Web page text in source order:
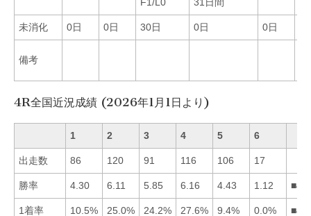
未消化 0日 0日 30日 0日 0日
備考
4R全国近況成績 (2026年1月1日より)
1 2 3 4 5 6
出走数 86 120 91 116 106 17
勝率 4.30 6.11 5.85 6.16 4.43 1.12
1着率 10.5% 25.0% 24.2% 27.6% 9.4% 0.0%